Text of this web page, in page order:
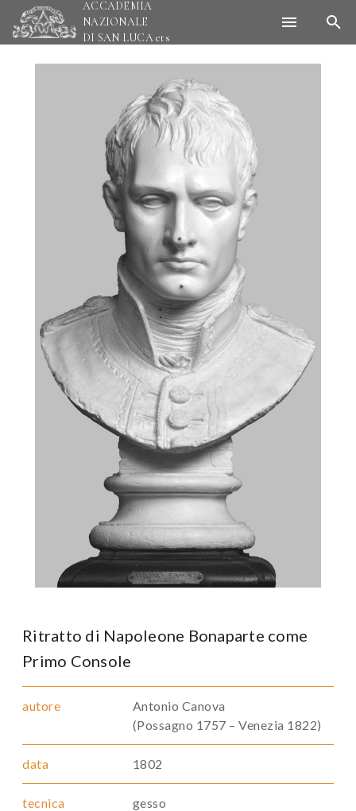
ACCADEMIA
NAZIONALE
DI SAN LUCAets
Ritratto di Napoleone Bonaparte come
Primo Console
autore
Antonio Canova
(Possagno 1757 – Venezia 1822)
data 1802
tecnica gesso